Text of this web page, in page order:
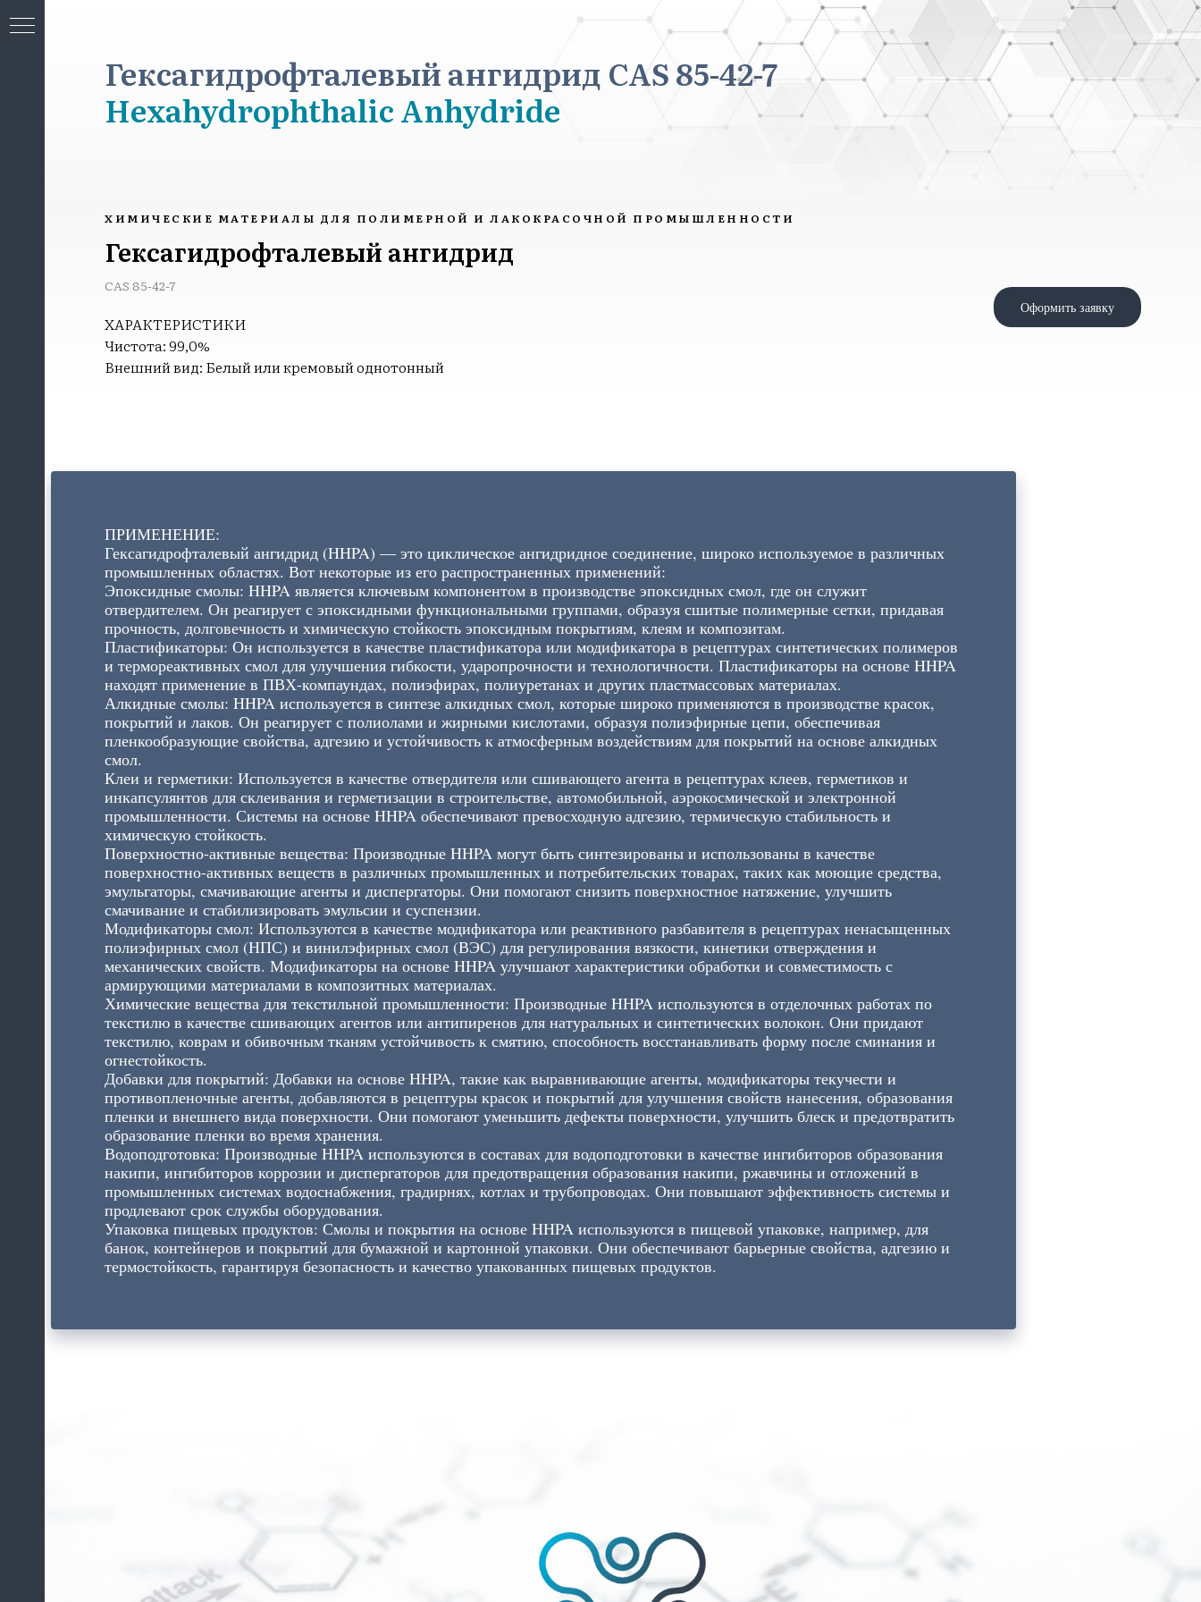
Гексагидрофталевый ангидрид CAS 85-42-7
Hexahydrophthalic Anhydride
ХИМИЧЕСКИЕ МАТЕРИАЛЫ ДЛЯ ПОЛИМЕРНОЙ И ЛАКОКРАСОЧНОЙ ПРОМЫШЛЕННОСТИ
Гексагидрофталевый ангидрид
CAS 85-42-7
ХАРАКТЕРИСТИКИ
Чистота: 99,0%
Внешний вид: Белый или кремовый однотонный
Оформить заявку
ПРИМЕНЕНИЕ:
Гексагидрофталевый ангидрид (HHPA) — это циклическое ангидридное соединение, широко используемое в различных
промышленных областях. Вот некоторые из его распространенных применений:
Эпоксидные смолы: HHPA является ключевым компонентом в производстве эпоксидных смол, где он служит
отвердителем. Он реагирует с эпоксидными функциональными группами, образуя сшитые полимерные сетки, придавая
прочность, долговечность и химическую стойкость эпоксидным покрытиям, клеям и композитам.
Пластификаторы: Он используется в качестве пластификатора или модификатора в рецептурах синтетических полимеров
и термореактивных смол для улучшения гибкости, ударопрочности и технологичности. Пластификаторы на основе HHPA
находят применение в ПВХ-компаундах, полиэфирах, полиуретанах и других пластмассовых материалах.
Алкидные смолы: HHPA используется в синтезе алкидных смол, которые широко применяются в производстве красок,
покрытий и лаков. Он реагирует с полиолами и жирными кислотами, образуя полиэфирные цепи, обеспечивая
пленкообразующие свойства, адгезию и устойчивость к атмосферным воздействиям для покрытий на основе алкидных
смол.
Клеи и герметики: Используется в качестве отвердителя или сшивающего агента в рецептурах клеев, герметиков и
инкапсулянтов для склеивания и герметизации в строительстве, автомобильной, аэрокосмической и электронной
промышленности. Системы на основе HHPA обеспечивают превосходную адгезию, термическую стабильность и
химическую стойкость.
Поверхностно-активные вещества: Производные HHPA могут быть синтезированы и использованы в качестве
поверхностно-активных веществ в различных промышленных и потребительских товарах, таких как моющие средства,
эмульгаторы, смачивающие агенты и диспергаторы. Они помогают снизить поверхностное натяжение, улучшить
смачивание и стабилизировать эмульсии и суспензии.
Модификаторы смол: Используются в качестве модификатора или реактивного разбавителя в рецептурах ненасыщенных
полиэфирных смол (НПС) и винилэфирных смол (ВЭС) для регулирования вязкости, кинетики отверждения и
механических свойств. Модификаторы на основе HHPA улучшают характеристики обработки и совместимость с
армирующими материалами в композитных материалах.
Химические вещества для текстильной промышленности: Производные HHPA используются в отделочных работах по
текстилю в качестве сшивающих агентов или антипиренов для натуральных и синтетических волокон. Они придают
текстилю, коврам и обивочным тканям устойчивость к смятию, способность восстанавливать форму после сминания и
огнестойкость.
Добавки для покрытий: Добавки на основе HHPA, такие как выравнивающие агенты, модификаторы текучести и
противопленочные агенты, добавляются в рецептуры красок и покрытий для улучшения свойств нанесения, образования
пленки и внешнего вида поверхности. Они помогают уменьшить дефекты поверхности, улучшить блеск и предотвратить
образование пленки во время хранения.
Водоподготовка: Производные HHPA используются в составах для водоподготовки в качестве ингибиторов образования
накипи, ингибиторов коррозии и диспергаторов для предотвращения образования накипи, ржавчины и отложений в
промышленных системах водоснабжения, градирнях, котлах и трубопроводах. Они повышают эффективность системы и
продлевают срок службы оборудования.
Упаковка пищевых продуктов: Смолы и покрытия на основе HHPA используются в пищевой упаковке, например, для
банок, контейнеров и покрытий для бумажной и картонной упаковки. Они обеспечивают барьерные свойства, адгезию и
термостойкость, гарантируя безопасность и качество упакованных пищевых продуктов.